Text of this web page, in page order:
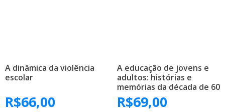
A dinâmica da violência
escolar
R$66,00
A educação de jovens e
adultos: histórias e
memórias da década de 60
R$69,00